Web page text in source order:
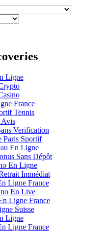
Ligne
France
Tennis
Verification
Paris Sportif
En Ligne
Sans Dépôt
En Ligne
Immédiat
Ligne France
En Live
Ligne France
Suisse
Ligne
Ligne France